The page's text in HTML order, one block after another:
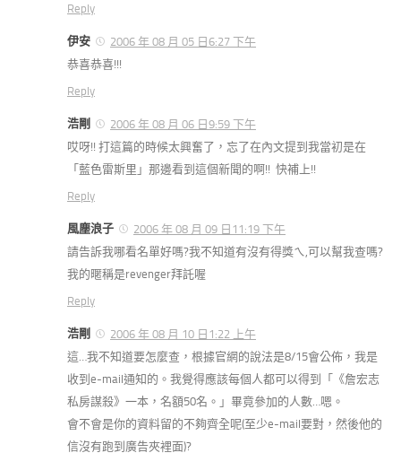
Reply
伊安
2006 年 08 月 05 日6:27 下午
恭喜恭喜!!!
Reply
浩剛
2006 年 08 月 06 日9:59 下午
哎呀!! 打這篇的時候太興奮了，忘了在內文提到我當初是在
「藍色雷斯里」那邊看到這個新聞的啊!! 快補上!!
Reply
風塵浪子
2006 年 08 月 09 日11:19 下午
請告訴我哪看名單好嗎?我不知道有沒有得獎ㄟ,可以幫我查嗎?
我的暱稱是revenger拜託喔
Reply
浩剛
2006 年 08 月 10 日1:22 上午
這…我不知道要怎麼查，根據官網的說法是8/15會公佈，我是
收到e-mail通知的。我覺得應該每個人都可以得到「《詹宏志
私房謀殺》一本，名額50名。」畢竟參加的人數…嗯。
會不會是你的資料留的不夠齊全呢(至少e-mail要對，然後他的
信沒有跑到廣告夾裡面)?